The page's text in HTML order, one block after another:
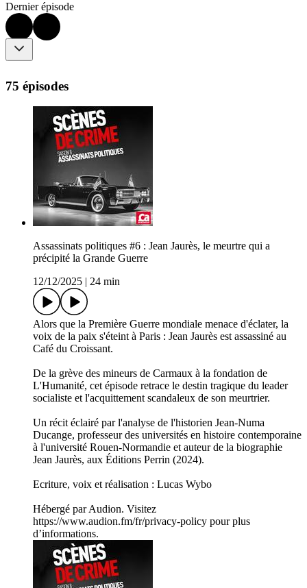
Dernier épisode
75 épisodes
Assassinats politiques #6 : Jean Jaurès, le meurtre qui a
précipité la Grande Guerre
12/12/2025
24 min
Alors que la Première Guerre mondiale menace d'éclater, la
voix de la paix s'éteint à Paris : Jean Jaurès est assassiné au
Café du Croissant.
De la grève des mineurs de Carmaux à la fondation de
L'Humanité, cet épisode retrace le destin tragique du leader
socialiste et l'acquittement scandaleux de son meurtrier.
Un récit éclairé par l'analyse de l'historien Jean-Numa
Ducange, professeur des universités en histoire contemporaine
à l'université Rouen-Normandie et auteur de la biographie
Jean Jaurès, aux Éditions Perrin (2024).
Ecriture, voix et réalisation : Lucas Wybo
Hébergé par Audion. Visitez
https://www.audion.fm/fr/privacy-policy pour plus
d’informations.